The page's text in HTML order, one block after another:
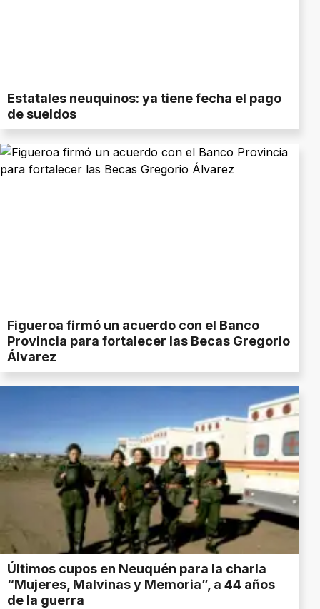
Estatales neuquinos: ya tiene fecha el pago
de sueldos
Figueroa firmó un acuerdo con el Banco
Provincia para fortalecer las Becas Gregorio
Álvarez
Últimos cupos en Neuquén para la charla
“Mujeres, Malvinas y Memoria”, a 44 años
de la guerra